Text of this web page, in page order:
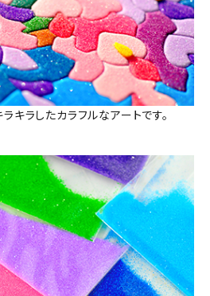
キラしたカラフルなアートです。